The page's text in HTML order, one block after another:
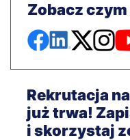
Zobacz
Rekrutacja
już trwa!
i skorzystaj